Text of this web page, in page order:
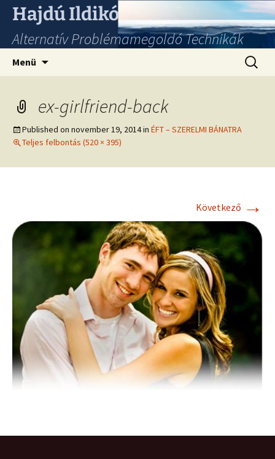
Hajdú Ildikó
Alternatív Problémamegoldó Technikák
Menü
ex-girlfriend-back
Published on november 19, 2014in ÉFT – SZERELMI BÁNATRA
Teljes felbontás (520 × 395)
Következő →